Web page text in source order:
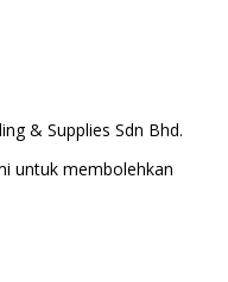
& Supplies Sdn Bhd.
untuk membolehkan